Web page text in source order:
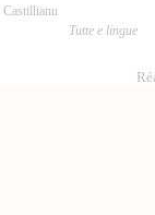
Castillianu
Tutte e lingue